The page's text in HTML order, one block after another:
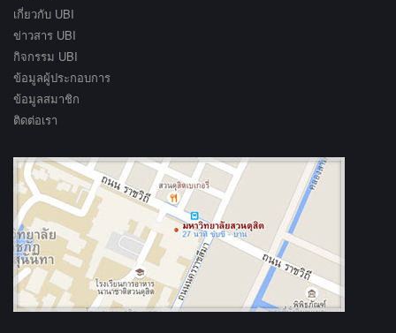
เกี่ยวกับ UBI
ข่าวสาร UBI
กิจกรรม UBI
ข้อมูลผู้ประกอบการ
ข้อมูลสมาชิก
ติดต่อเรา